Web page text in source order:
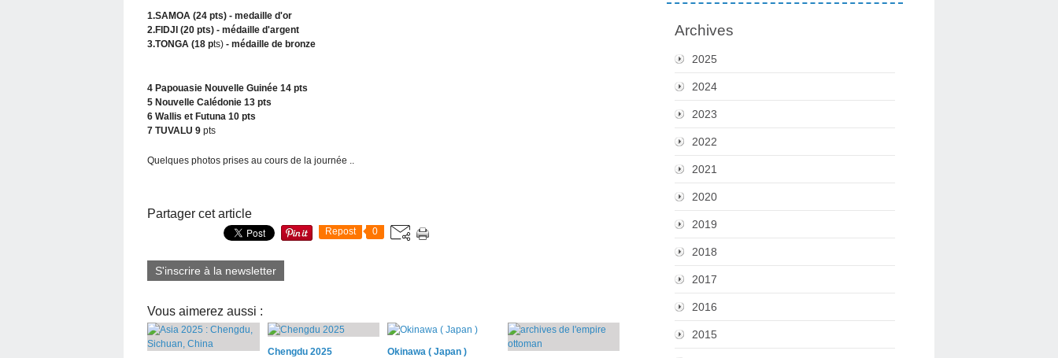
1.SAMOA (24 pts) - medaille d'or
2.FIDJI (20 pts) - médaille d'argent
3.TONGA (18 pts) - médaille de bronze
4 Papouasie Nouvelle Guinée 14 pts
5 Nouvelle Calédonie 13 pts
6 Wallis et Futuna 10 pts
7 TUVALU 9 pts
Quelques photos prises au cours de la journée ..
Partager cet article
Repost 0
S'inscrire à la newsletter
Vous aimerez aussi :
Chengdu 2025 Okinawa ( Japan )
Archives
2025
2024
2023
2022
2021
2020
2019
2018
2017
2016
2015